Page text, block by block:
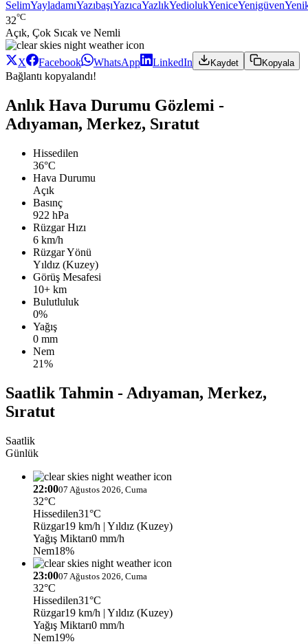
SelimYayladamıYazıbaşıYazıcaYazlıkYediolukYeniceYenigüven
32°C
Açık, Çok Sıcak ve Nemli
X Facebook WhatsApp LinkedIn Kaydet Kopyala
Bağlantı kopyalandı!
Anlık Hava Durumu Gözlemi -
Adıyaman, Merkez, Sıratut
Hissedilen
36°C
Hava Durumu
Açık
Basınç
922 hPa
Rüzgar Hızı
6 km/h
Rüzgar Yönü
Yıldız (Kuzey)
Görüş Mesafesi
10+ km
Bulutluluk
0%
Yağış
0 mm
Nem
21%
Saatlik Tahmin - Adıyaman, Merkez,
Sıratut
Saatlik
Günlük
22:0007 Ağustos 2026, Cuma
32°C
Hissedilen31°C
Rüzgar19 km/h | Yıldız (Kuzey)
Yağış Miktarı0 mm/h
Nem18%
23:0007 Ağustos 2026, Cuma
32°C
Hissedilen31°C
Rüzgar19 km/h | Yıldız (Kuzey)
Yağış Miktarı0 mm/h
Nem19%